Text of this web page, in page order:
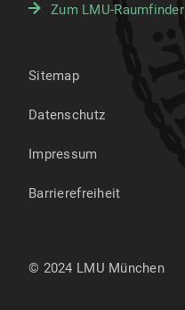
Zum LMU-Raumfinder
Sitemap
Datenschutz
Impressum
Barrierefreiheit
© 2024 LMU München